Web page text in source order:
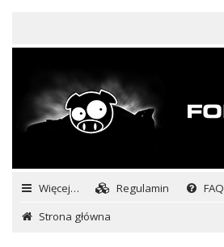
Więcej… Regulamin FAQ
Strona główna